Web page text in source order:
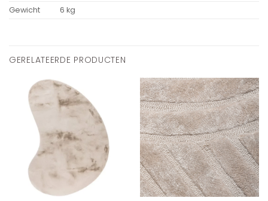
Gewicht
6 kg
GERELATEERDE PRODUCTEN